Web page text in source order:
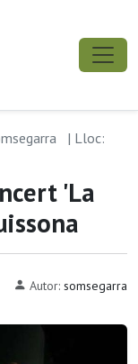
| Lloc:
'La
Autor: somsegarra